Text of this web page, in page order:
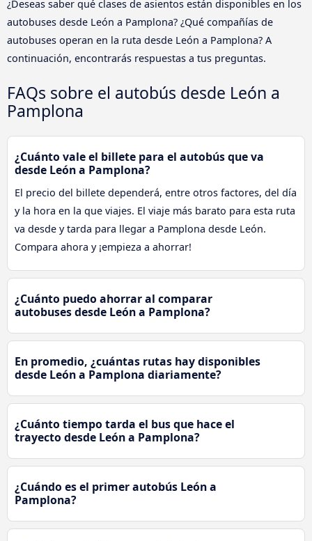
¿Deseas saber qué clases de asientos están disponibles en los
autobuses desde León a Pamplona? ¿Qué compañías de
autobuses operan en la ruta desde León a Pamplona? A
continuación, encontrarás respuestas a tus preguntas.
FAQs sobre el autobús desde León a
Pamplona
¿Cuánto vale el billete para el autobús que va
desde León a Pamplona?
El precio del billete dependerá, entre otros factores, del día
y la hora en la que viajes. El viaje más barato para esta ruta
va desde y tarda para llegar a Pamplona desde León.
Compara ahora y ¡empieza a ahorrar!
¿Cuánto puedo ahorrar al comparar
autobuses desde León a Pamplona?
En promedio, ¿cuántas rutas hay disponibles
desde León a Pamplona diariamente?
¿Cuánto tiempo tarda el bus que hace el
trayecto desde León a Pamplona?
¿Cuándo es el primer autobús León a
Pamplona?